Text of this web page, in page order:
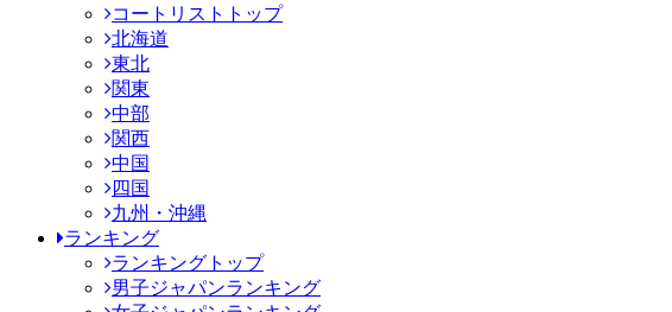
コートリストトップ
北海道
東北
関東
中部
関西
中国
四国
九州・沖縄
ランキング
ランキングトップ
男子ジャパンランキング